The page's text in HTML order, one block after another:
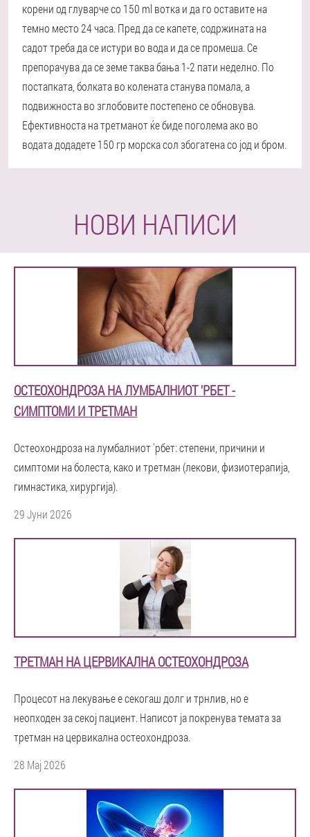
корени од глуварче со 150 ml вотка и да го оставите на
темно место 24 часа. Пред да се капете, содржината на
садот треба да се истури во вода и да се промеша. Се
препорачува да се земе таква бања 1-2 пати неделно. По
постапката, болката во колената станува помала, а
подвижноста во зглобовите постепено се обновува.
Ефективноста на третманот ќе биде поголема ако во
водата додадете 150 гр морска сол збогатена со јод и бром.
НОВИ НАПИСИ
ОСТЕОХОНДРОЗА НА ЛУМБАЛНИОТ 'РБЕТ -
СИМПТОМИ И ТРЕТМАН
Остеохондроза на лумбалниот 'рбет: степени, причини и
симптоми на болеста, како и третман (лекови, физиотерапија,
гимнастика, хирургија).
29 Јуни 2026
ТРЕТМАН НА ЦЕРВИКАЛНА ОСТЕОХОНДРОЗА
Процесот на лекување е секогаш долг и трнлив, но е
неопходен за секој пациент. Написот ја покренува темата за
третман на цервикална остеохондроза.
28 Мај 2026